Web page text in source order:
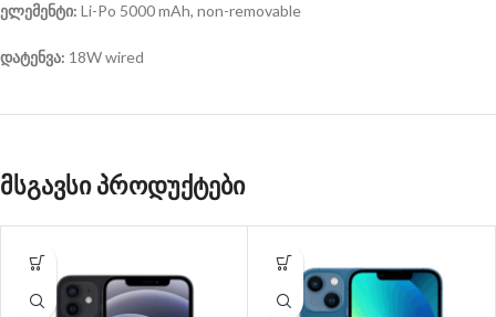
ელემენტი: Li-Po 5000 mAh, non-removable
დატენვა: 18W wired
მსგავსი პროდუქტები